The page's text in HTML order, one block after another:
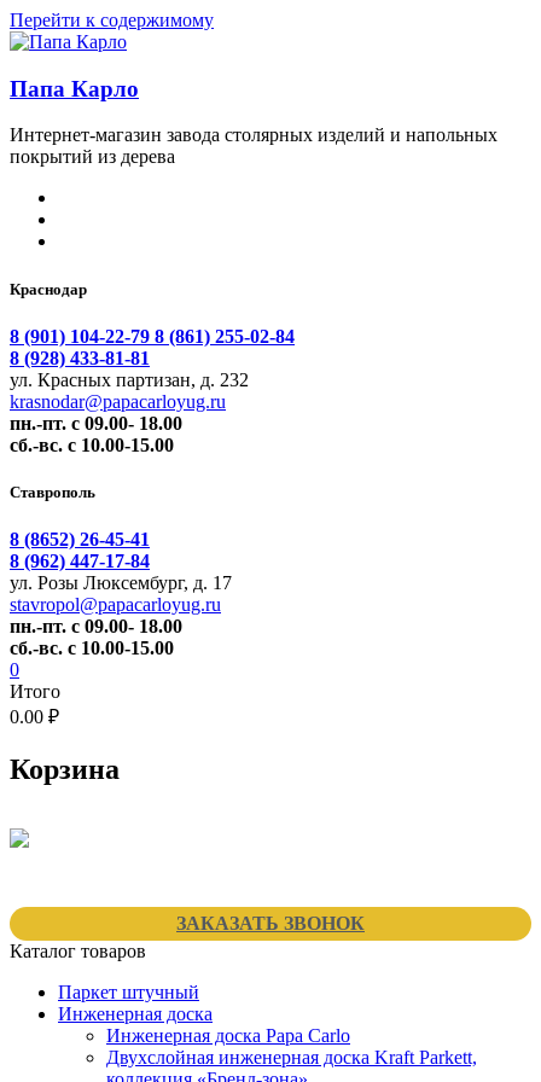
Перейти к содержимому
Папа Карло
Интернет-магазин завода столярных изделий и напольных
покрытий из дерева
Краснодар
8 (901) 104-22-79 8 (861) 255-02-84
8 (928) 433-81-81
ул. Красных партизан, д. 232
krasnodar@papacarloyug.ru
пн.-пт. с 09.00- 18.00
сб.-вс. с 10.00-15.00
Ставрополь
8 (8652) 26-45-41
8 (962) 447-17-84
ул. Розы Люксембург, д. 17
stavropol@papacarloyug.ru
пн.-пт. с 09.00- 18.00
сб.-вс. с 10.00-15.00
0
Итого
0.00 ₽
Корзина
ЗАКАЗАТЬ ЗВОНОК
Каталог товаров
Паркет штучный
Инженерная доска
Инженерная доска Papa Carlo
Двухслойная инженерная доска Kraft Parkett,